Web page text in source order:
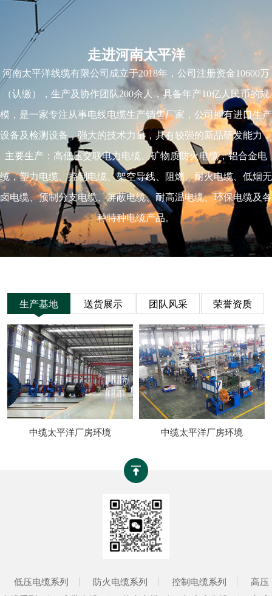
走进河南太平洋
河南太平洋线缆有限公司成立于2018年，公司注册资金10600万
（认缴），生产及协作团队200余人，具备年产10亿人民币的规
模，是一家专注从事电线电缆生产销售厂家，公司拥有进口生产
设备及检测设备，强大的技术力量，具有较强的新品研发能力，
主要生产：高低压交联电力电缆、矿物质防火电缆，铝合金电
缆，塑力电缆、控制电缆、架空导线、阻燃、耐火电缆、低烟无
卤电缆、预制分支电缆、屏蔽电缆、耐高温电缆、环保电缆及各
种特种电缆产品。
生产基地 送货展示 团队风采 荣誉资质
中缆太平洋厂房环境 中缆太平洋厂房环境
低压电缆系列 防火电缆系列 控制电缆系列
高压